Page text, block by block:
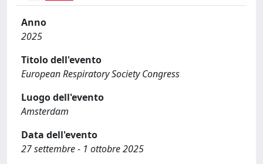
Anno
2025
Titolo dell'evento
European Respiratory Society Congress
Luogo dell'evento
Amsterdam
Data dell'evento
27 settembre - 1 ottobre 2025